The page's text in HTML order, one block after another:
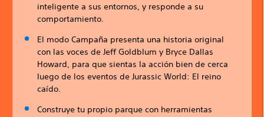
inteligente a sus entornos, y responde a su
comportamiento.
El modo Campaña presenta una historia original
con las voces de Jeff Goldblum y Bryce Dallas
Howard, para que sientas la acción bien de cerca
luego de los eventos de Jurassic World: El reino
caído.
Construye tu propio parque con herramientas